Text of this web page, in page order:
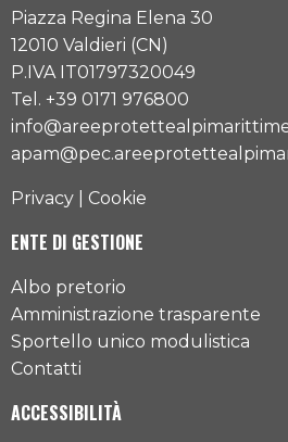
Piazza Regina Elena 30
12010 Valdieri (CN)
P.IVA IT01797320049
Tel. +39 0171 976800
Privacy Cookie
ENTE DI GESTIONE
Albo pretorio
Amministrazione trasparente
Sportello unico modulistica
Contatti
ACCESSIBILITÀ